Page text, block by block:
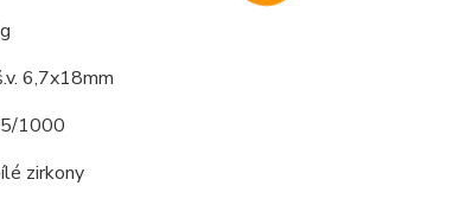
6,7x18mm
1000
zirkony